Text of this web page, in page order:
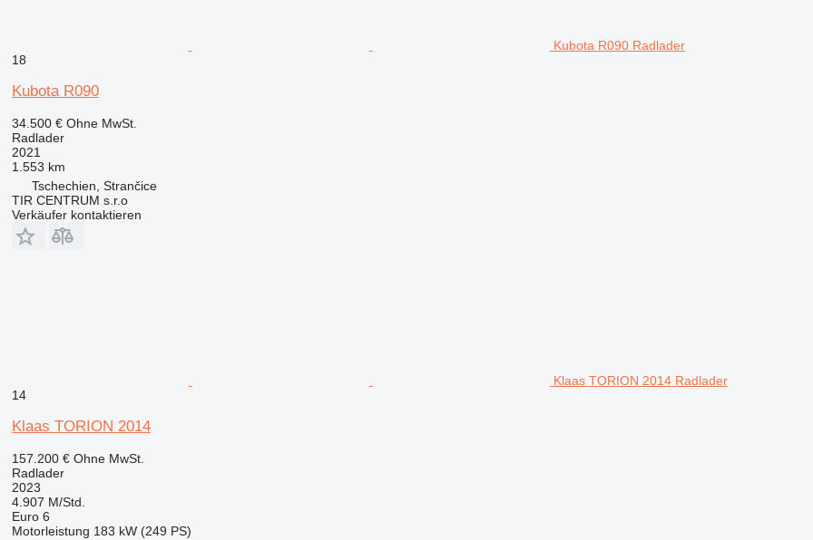
Kubota R090 Radlader
18
Kubota R090
34.500 € Ohne MwSt.
Radlader
2021
1.553 km
Tschechien, Strančice
TIR CENTRUM s.r.o
Verkäufer kontaktieren
Klaas TORION 2014 Radlader
14
Klaas TORION 2014
157.200 € Ohne MwSt.
Radlader
2023
4.907 M/Std.
Euro 6
Motorleistung 183 kW (249 PS)